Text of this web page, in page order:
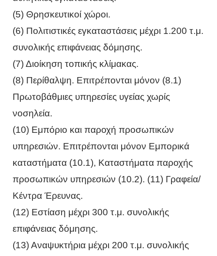
(5) Θρησκευτικοί χώροι.
(6) Πολιτιστικές εγκαταστάσεις μέχρι 1.200 τ.μ.
συνολικής επιφάνειας δόμησης.
(7) Διοίκηση τοπικής κλίμακας.
(8) Περίθαλψη. Επιτρέπονται μόνον (8.1)
Πρωτοβάθμιες υπηρεσίες υγείας χωρίς
νοσηλεία.
(10) Εμπόριο και παροχή προσωπικών
υπηρεσιών. Επιτρέπονται μόνον Εμπορικά
καταστήματα (10.1), Καταστήματα παροχής
προσωπικών υπηρεσιών (10.2). (11) Γραφεία/
Κέντρα Έρευνας.
(12) Εστίαση μέχρι 300 τ.μ. συνολικής
επιφάνειας δόμησης.
(13) Αναψυκτήρια μέχρι 200 τ.μ. συνολικής